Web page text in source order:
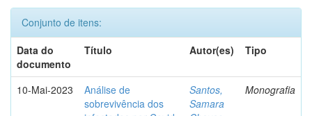
Conjunto de itens:
Data do
documento
Título Autor(es) Tipo
10-Mai-2023
Análise de
sobrevivência dos
Santos,
Samara
Monografia